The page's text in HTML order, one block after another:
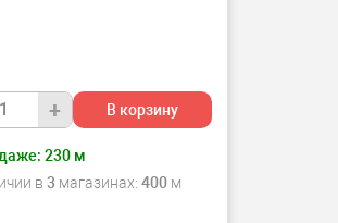
+ В корзину
230 м
в 3 магазинах: 400 м